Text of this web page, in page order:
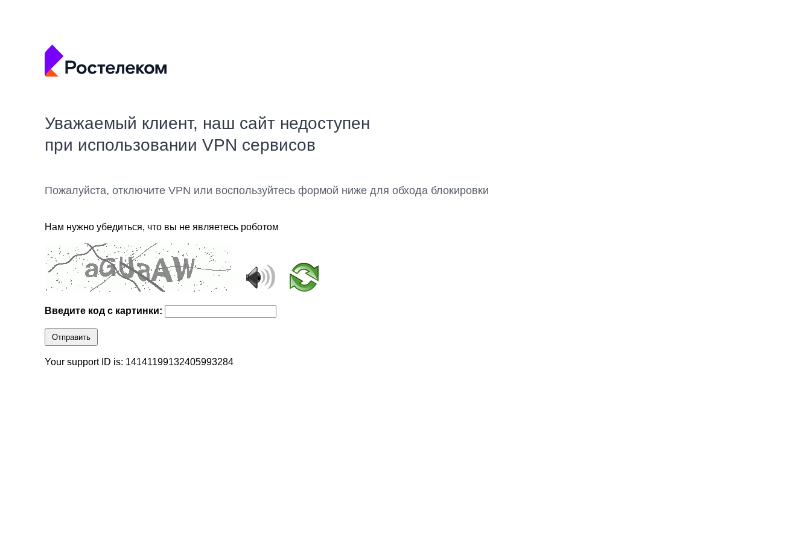
Уважаемый клиент, наш сайт недоступен
при использовании VPN сервисов
Пожалуйста, отключите VPN или воспользуйтесь формой ниже для обхода блокировки
Нам нужно убедиться, что вы не являетесь роботом
Введите код с картинки:
Отправить
Your support ID is: 14141199132405993284